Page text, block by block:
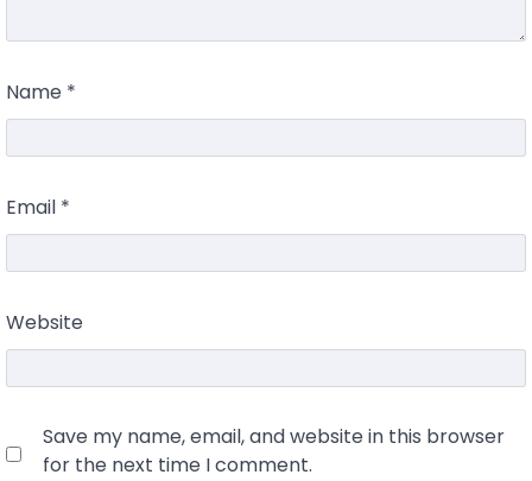
Name *
Email *
Website
Save my name, email, and website in this browser
for the next time I comment.